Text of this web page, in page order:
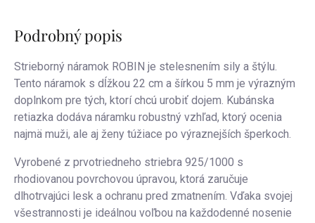
Podrobný popis
Strieborný náramok ROBIN je stelesnením sily a štýlu.
Tento náramok s dĺžkou 22 cm a šírkou 5 mm je výrazným
doplnkom pre tých, ktorí chcú urobiť dojem. Kubánska
retiazka dodáva náramku robustný vzhľad, ktorý ocenia
najmä muži, ale aj ženy túžiace po výraznejších šperkoch.
Vyrobené z prvotriedneho striebra 925/1000 s
rhodiovanou povrchovou úpravou, ktorá zaručuje
dlhotrvajúci lesk a ochranu pred zmatnením. Vďaka svojej
všestrannosti je ideálnou voľbou na každodenné nosenie